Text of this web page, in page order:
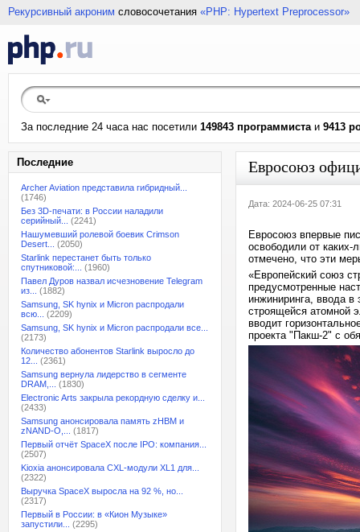
Рекурсивный акроним словосочетания «PHP: Hypertext Preprocessor»
За последние 24 часа нас посетили 149843 программистаи 9413
Последние
Archer Aviation представила гибридный...
(1746)
Без 3D-печати: в России наладили
серийный...
(2241)
Нашумевший ролевой боевик Crimson
Desert...
(2050)
Starlink перестанет быть только
спутниковой:...
(1960)
Павел Дуров назвал исчезновение Telegram
из...
(1882)
Samsung, SK hynix и Micron распродали
всю...
(2209)
Samsung, SK hynix и Micron распродали все...
(2173)
Количество абонентов Starlink выросло до
12...
(2361)
Samsung вернула лидерство в сегменте
DRAM,...
(1830)
Electronic Arts закрыла рекордную сделку и...
(2433)
Samsung анонсировала память zHBM и
zNAND-O,...
(1817)
Первый отчёт SpaceX после IPO: компания...
(2507)
Kioxia анонсировала CXL-модули XL1 для...
(2322)
Выручка SpaceX выросла на 92 %, но...
(2317)
Первый в России: в «Кион Музыке»
запустили...
(2295)
Евросоюз
Дата: 2024-06-25 07:31
Евросоюз впервые
освободили от каких-
отмечено, что эти
«Европейский союз
предусмотренные
инжиниринга, ввода в
строящейся атомной
вводит
проекта "Пакш-2" с